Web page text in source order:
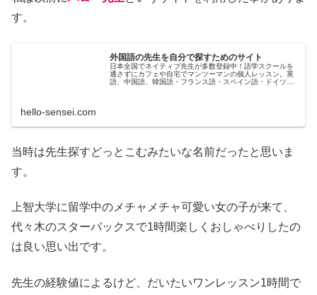
す。
外国語の先生を自分で探すためのサイト
日本全国でネイティブ先生が多数登録中！語学スクールを
通さずにカフェや自宅でマンツーマンの個人レッスン。英
語、中国語、韓国語・フランス語・スペイン語・ドイツ
hello-sensei.com
当時は先生探すどっとこむみたいな名前だったと思いま
す。
上智大学に留学中のメチャメチャ可愛い女の子が来て、
代々木のスターバックスで1時間楽しくおしゃべりしたの
は良い思い出です。
先生の経験値によるけど、だいたいワンレッスン1時間で